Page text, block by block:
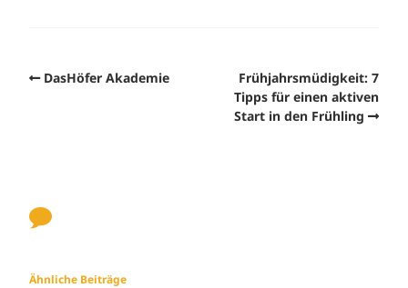
DasHöfer Akademie
Frühjahrsmüdigkeit: 7
Tipps für einen aktiven
Start in den Frühling
Ähnliche Beiträge